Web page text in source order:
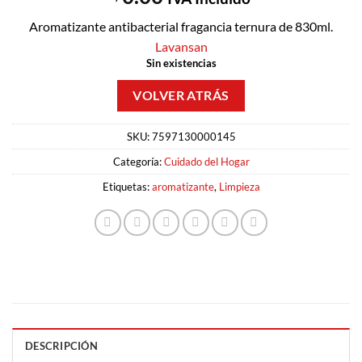
Aromatizante antibacterial fragancia ternura de 830ml.
Lavansan
Sin existencias
SKU:7597130000145
Categoría:Cuidado del Hogar
Etiquetas:aromatizante, Limpieza
DESCRIPCIÓN